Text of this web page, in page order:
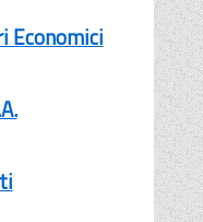
Economici